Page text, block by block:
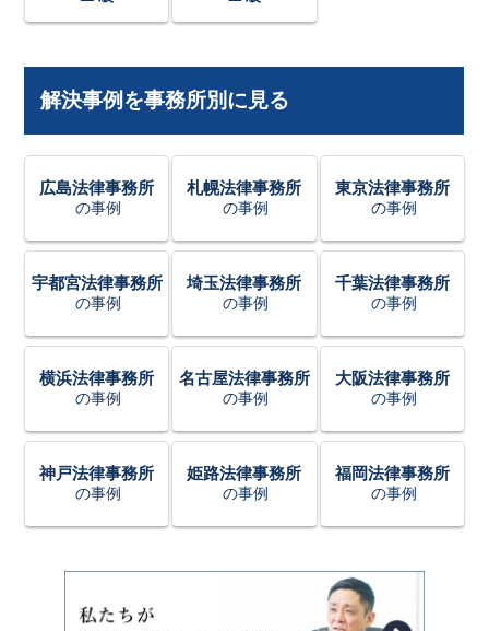
解決事例を事務所別に見る
広島法律事務所
の事例
札幌法律事務所
の事例
東京法律事務所
の事例
宇都宮法律事務所
の事例
埼玉法律事務所
の事例
千葉法律事務所
の事例
横浜法律事務所
の事例
名古屋法律事務所
の事例
大阪法律事務所
の事例
神戸法律事務所
の事例
姫路法律事務所
の事例
福岡法律事務所
の事例